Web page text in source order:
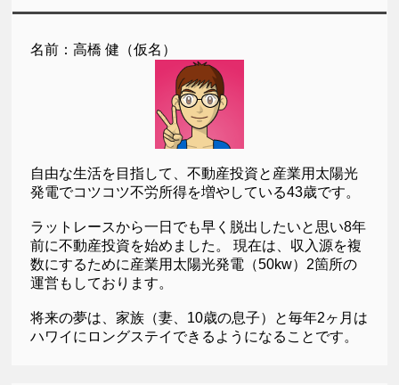
名前：高橋 健（仮名）
自由な生活を目指して、不動産投資と産業用太陽光
発電でコツコツ不労所得を増やしている43歳です。
ラットレースから一日でも早く脱出したいと思い8年
前に不動産投資を始めました。 現在は、収入源を複
数にするために産業用太陽光発電（50kw）2箇所の
運営もしております。
将来の夢は、家族（妻、10歳の息子）と毎年2ヶ月は
ハワイにロングステイできるようになることです。